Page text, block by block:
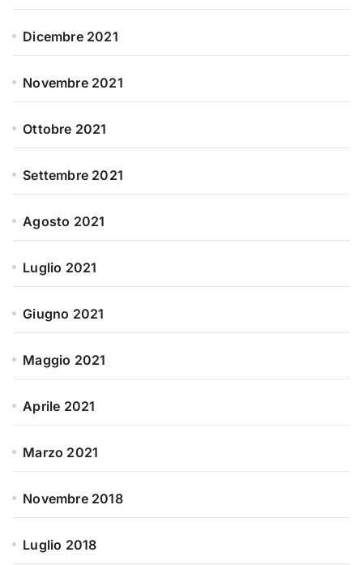
Dicembre 2021
Novembre 2021
Ottobre 2021
Settembre 2021
Agosto 2021
Luglio 2021
Giugno 2021
Maggio 2021
Aprile 2021
Marzo 2021
Novembre 2018
Luglio 2018